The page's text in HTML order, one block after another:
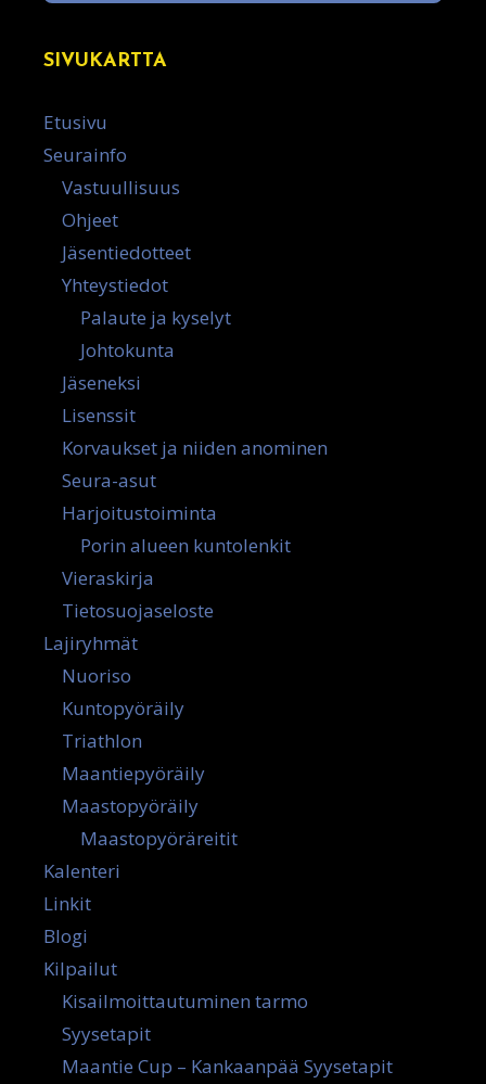
SIVUKARTTA
Etusivu
Seurainfo
Vastuullisuus
Ohjeet
Jäsentiedotteet
Yhteystiedot
Palaute ja kyselyt
Johtokunta
Jäseneksi
Lisenssit
Korvaukset ja niiden anominen
Seura-asut
Harjoitustoiminta
Porin alueen kuntolenkit
Vieraskirja
Tietosuojaseloste
Lajiryhmät
Nuoriso
Kuntopyöräily
Triathlon
Maantiepyöräily
Maastopyöräily
Maastopyöräreitit
Kalenteri
Linkit
Blogi
Kilpailut
Kisailmoittautuminen tarmo
Syysetapit
Maantie Cup – Kankaanpää Syysetapit